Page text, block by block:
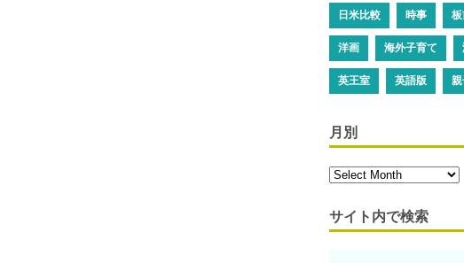
日米比較 時事
洋画 海外子育て
英王室 英語版
月別
サイト内で検索